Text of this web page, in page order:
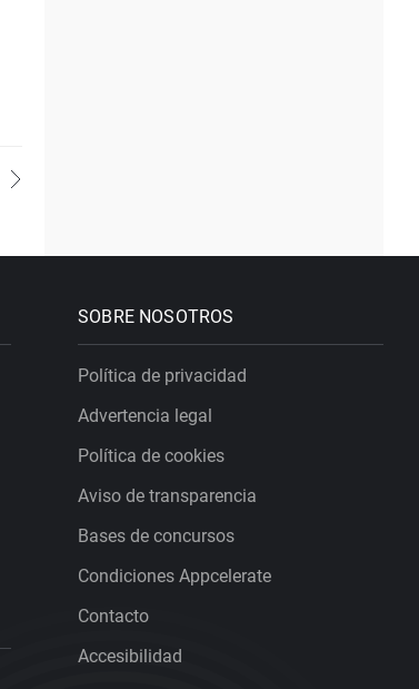
SOBRE NOSOTROS
Política de privacidad
Advertencia legal
Política de cookies
Aviso de transparencia
Bases de concursos
Condiciones Appcelerate
Contacto
Accesibilidad